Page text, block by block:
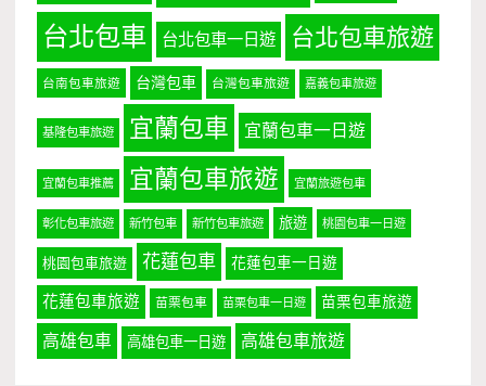
台北包車 台北包車一日遊 台北包車旅遊
台南包車旅遊 台灣包車 台灣包車旅遊 嘉義包車旅遊
基隆包車旅遊 宜蘭包車 宜蘭包車一日遊
宜蘭包車推薦 宜蘭包車旅遊 宜蘭旅遊包車
彰化包車旅遊 新竹包車 新竹包車旅遊 旅遊 桃園包車一日遊
桃園包車旅遊 花蓮包車 花蓮包車一日遊
花蓮包車旅遊 苗栗包車 苗栗包車一日遊 苗栗包車旅遊
高雄包車 高雄包車一日遊 高雄包車旅遊